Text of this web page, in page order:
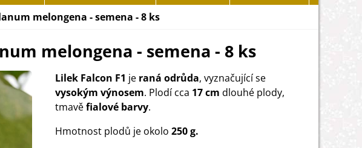
melongena - semena - 8 ks
melongena - semena - 8 ks
Lilek Falcon F1 je raná odrůda, vyznačující se
vysokým výnosem. Plodí cca 17 cm dlouhé plody,
tmavěfialové barvy.
Hmotnost plodů je okolo 250 g.